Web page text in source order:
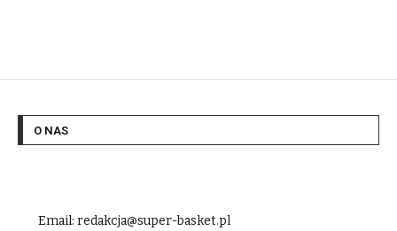
O NAS
Email: redakcja@super-basket.pl